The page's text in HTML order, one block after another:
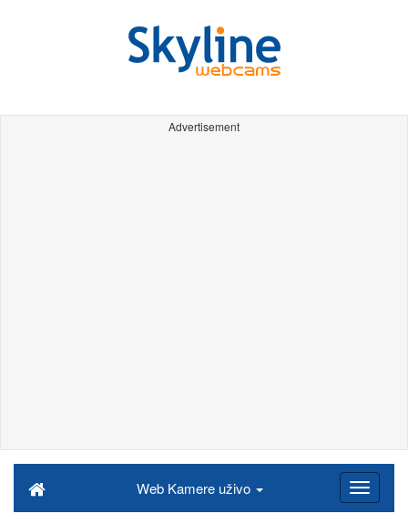
Advertisement
Web Kamere uživo